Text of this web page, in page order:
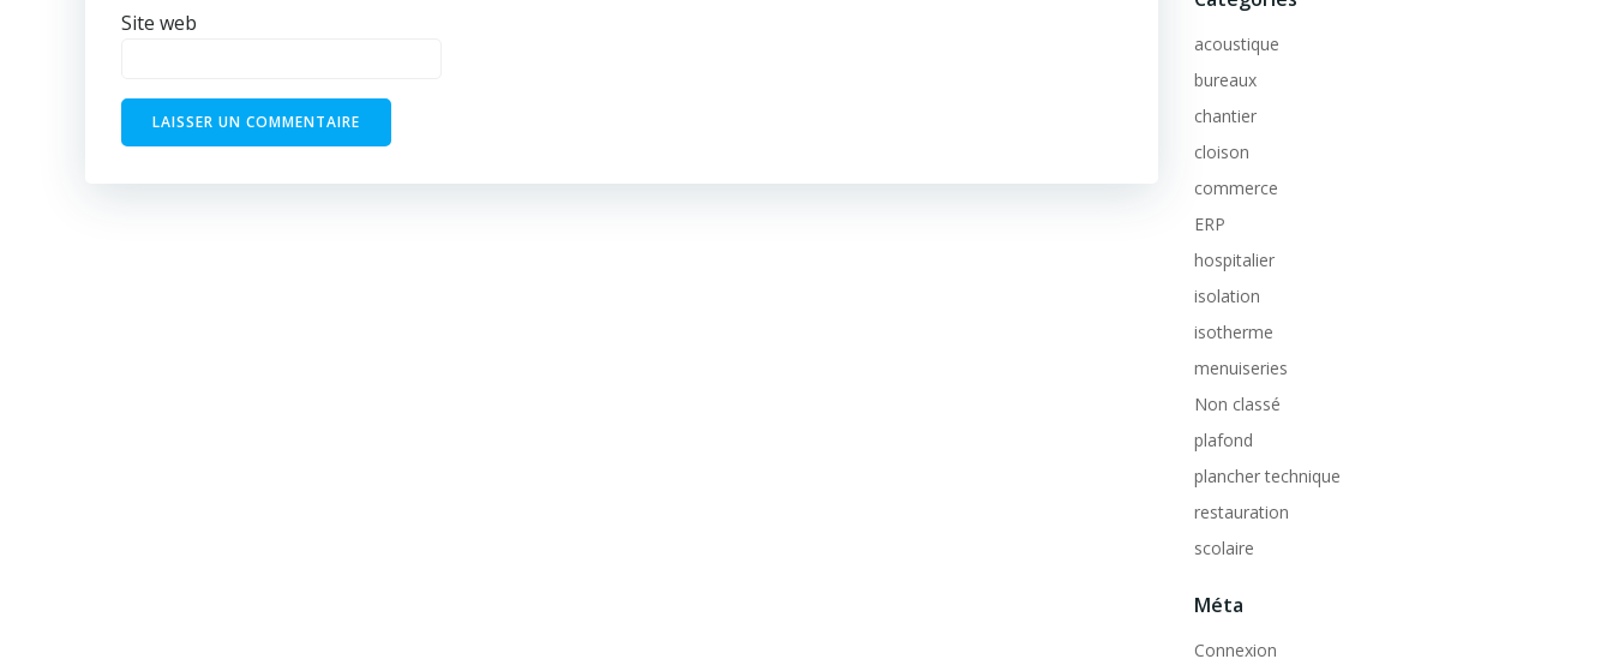
Site web
acoustique
bureaux
chantier
cloison
commerce
ERP
hospitalier
isolation
isotherme
menuiseries
Non classé
plafond
plancher technique
restauration
scolaire
Méta
Connexion